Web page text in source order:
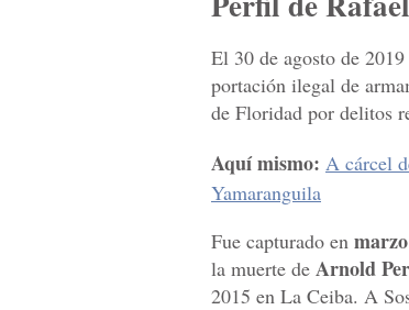
El 30 de agosto de
portación ilegal de
de Floridad por delitos
Aquí mismo: A cárcel
Yamaranguila
Fue capturado en
la muerte de Arnold
2015 en La Ceiba. A